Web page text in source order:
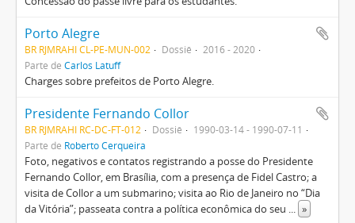
Porto Alegre
BR RJMRAHI CL-PE-MUN-002 Dossiê
2016 - 2020
Parte de Carlos Latuff
Charges sobre prefeitos de Porto Alegre.
Presidente Fernando Collor
BR RJMRAHI RC-DC-FT-012 Dossiê
1990-03-14 - 1990-07-11
Parte de Roberto Cerqueira
Foto, negativos e contatos registrando a posse do Presidente
Fernando Collor, em Brasília, com a presença de Fidel Castro; a
visita de Collor a um submarino; visita ao Rio de Janeiro no “Dia
da Vitória”; passeata contra a política econômica do seu ... »